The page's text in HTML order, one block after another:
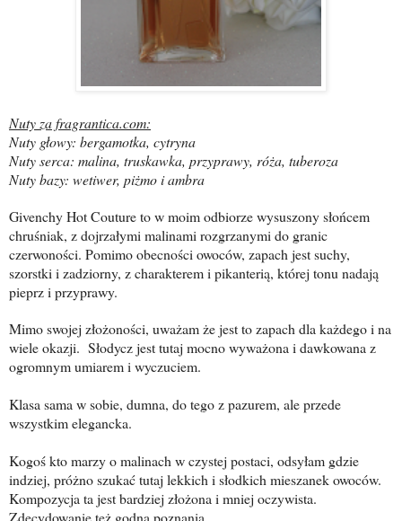
Nuty za fragrantica.com:
Nuty głowy: bergamotka, cytryna
Nuty serca: malina, truskawka, przyprawy, róża, tuberoza
Nuty bazy: wetiwer, piżmo i ambra
Givenchy Hot Couture to w moim odbiorze wysuszony słońcem
chruśniak, z dojrzałymi malinami rozgrzanymi do granic
czerwoności. Pomimo obecności owoców, zapach jest suchy,
szorstki i zadziorny, z charakterem i pikanterią, której tonu nadają
pieprz i przyprawy.
Mimo swojej złożoności, uważam że jest to zapach dla każdego i na
wiele okazji. Słodycz jest tutaj mocno wyważona i dawkowana z
ogromnym umiarem i wyczuciem.
Klasa sama w sobie, dumna, do tego z pazurem, ale przede
wszystkim elegancka.
Kogoś kto marzy o malinach w czystej postaci, odsyłam gdzie
indziej, próżno szukać tutaj lekkich i słodkich mieszanek owoców.
Kompozycja ta jest bardziej złożona i mniej oczywista.
Zdecydowanie też godna poznania.